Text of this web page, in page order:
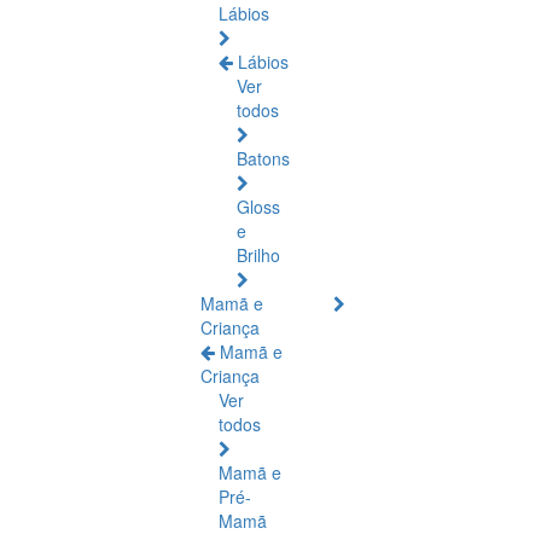
Lábios
Lábios
Ver
todos
Batons
Gloss
e
Brilho
Mamã e
Criança
Mamã e
Criança
Ver
todos
Mamã e
Pré-
Mamã